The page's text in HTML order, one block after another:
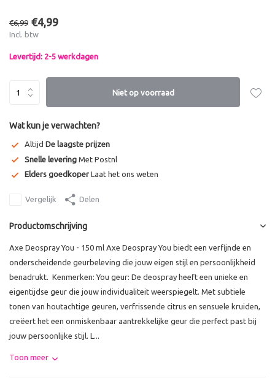
€6,99 €4,99
Incl. btw
Levertijd: 2-5 werkdagen
Niet op voorraad
Wat kun je verwachten?
Altijd De laagste prijzen
Snelle levering Met Postnl
Elders goedkoper Laat het ons weten
Vergelijk Delen
Productomschrijving
Axe Deospray You - 150 ml Axe Deospray You biedt een verfijnde en
onderscheidende geurbeleving die jouw eigen stijl en persoonlijkheid
benadrukt. Kenmerken: You geur: De deospray heeft een unieke en
eigentijdse geur die jouw individualiteit weerspiegelt. Met subtiele
tonen van houtachtige geuren, verfrissende citrus en sensuele kruiden,
creëert het een onmiskenbaar aantrekkelijke geur die perfect past bij
jouw persoonlijke stijl. L...
Toon meer